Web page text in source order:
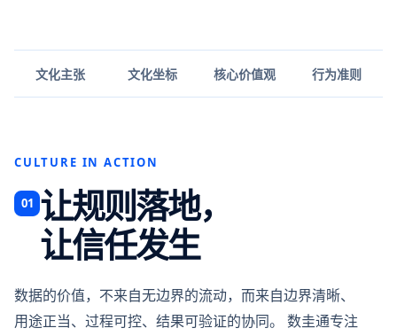
文化主张 文化坐标 核心价值观 行为准则
CULTURE IN ACTION
01 让规则落地，
让信任发生
数据的价值，不来自无边界的流动，而来自边界清晰、
用途正当、过程可控、结果可验证的协同。 数圭通专注